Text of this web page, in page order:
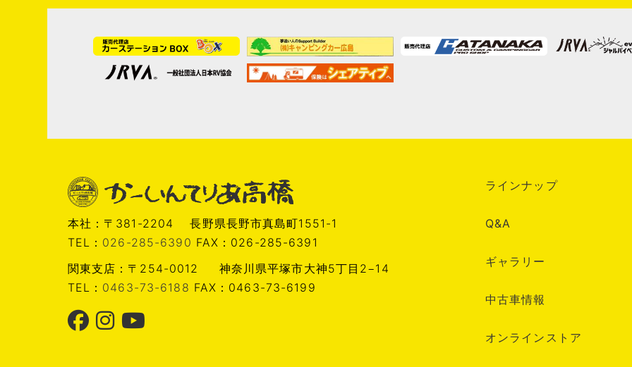
本社：〒381-2204 長野県長野市真島町1551-1
TEL： 026-285-6390 FAX：026-285-6391
関東支店：〒254-0012 神奈川県平塚市大神5丁目2−14
TEL： 0463-73-6188 FAX：0463-73-6199
ラインナップ
Q&A
ギャラリー
中古車情報
オンラインストア